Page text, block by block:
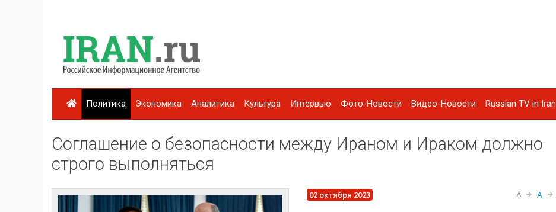
Политика Экономика Аналитика Культура Интервью Фото-Новости Видео-Новости Russian TV in Iran
Соглашение о безопасности между Ираном и Ираком должно
строго выполняться
02 октября 2023 A A